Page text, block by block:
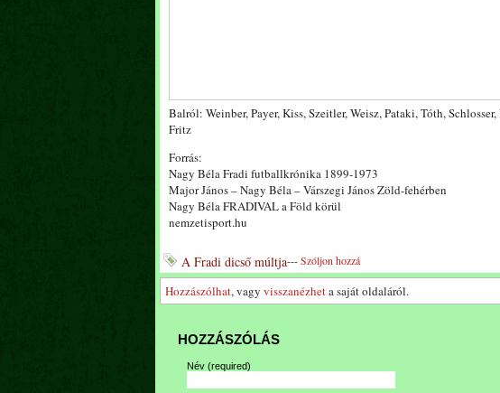
Balról: Weinber, Payer, Kiss, Szeitler, Weisz, Pataki, Tóth,
Fritz
Forrás:
Nagy Béla Fradi futballkrónika 1899-1973
Major János – Nagy Béla – Várszegi János Zöld-fehérben
Nagy Béla FRADIVAL a Föld körül
nemzetisport.hu
A Fradi dicső múltja---Szóljon hozzá
Hozzászólhat, vagy visszanézheta saját oldaláról.
HOZZÁSZÓLÁS
Név (required)